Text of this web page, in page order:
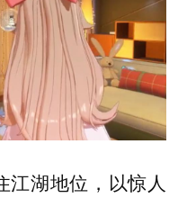
江湖地位，以惊人